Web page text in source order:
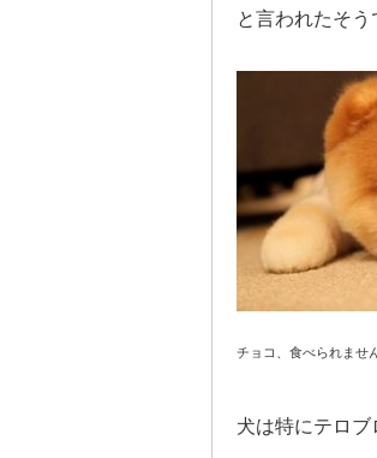
と言われたそう
チョコ、食べられませ
犬は特にテロ